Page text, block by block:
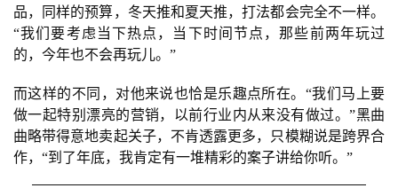
中
文
(
中
国
)
品，同样的预算，冬天推和夏天推，打法都会完全不一样。
“我们要考虑当下热点，当下时间节点，那些前两年玩过
的，今年也不会再玩儿。”
而这样的不同，对他来说也恰是乐趣点所在。“我们马上要
做一起特别漂亮的营销，以前行业内从来没有做过。”黑曲
曲略带得意地卖起关子，不肯透露更多，只模糊说是跨界合
作，“到了年底，我肯定有一堆精彩的案子讲给你听。”